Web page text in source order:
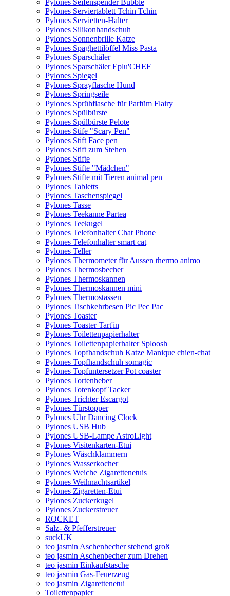
Pylones Serviertablett Tchin Tchin
Pylones Servietten-Halter
Pylones Silikonhandschuh
Pylones Sonnenbrille Katze
Pylones Spaghettilöffel Miss Pasta
Pylones Sparschäler
Pylones Sparschäler Eplu'CHEF
Pylones Spiegel
Pylones Sprayflasche Hund
Pylones Springseile
Pylones Sprühflasche für Parfüm Flairy
Pylones Spülbürste
Pylones Spülbürste Pelote
Pylones Stife "Scary Pen"
Pylones Stift Face pen
Pylones Stift zum Stehen
Pylones Stifte
Pylones Stifte "Mädchen"
Pylones Stifte mit Tieren animal pen
Pylones Tabletts
Pylones Taschenspiegel
Pylones Tasse
Pylones Teekanne Partea
Pylones Teekugel
Pylones Telefonhalter Chat Phone
Pylones Telefonhalter smart cat
Pylones Teller
Pylones Thermometer für Aussen thermo animo
Pylones Thermosbecher
Pylones Thermoskannen
Pylones Thermoskannen mini
Pylones Thermostassen
Pylones Tischkehrbesen Pic Pec Pac
Pylones Toaster
Pylones Toaster Tart'in
Pylones Toilettenpapierhalter
Pylones Toilettenpapierhalter Sploosh
Pylones Topfhandschuh Katze Manique chien-chat
Pylones Topfhandschuh somagic
Pylones Topfuntersetzer Pot coaster
Pylones Tortenheber
Pylones Totenkopf Tacker
Pylones Trichter Escargot
Pylones Türstopper
Pylones Uhr Dancing Clock
Pylones USB Hub
Pylones USB-Lampe AstroLight
Pylones Visitenkarten-Etui
Pylones Wäschklammern
Pylones Wasserkocher
Pylones Weiche Zigarettenetuis
Pylones Weihnachtsartikel
Pylones Zigaretten-Etui
Pylones Zuckerkugel
Pylones Zuckerstreuer
ROCKET
Salz- & Pfefferstreuer
suckUK
teo jasmin Aschenbecher stehend groß
teo jasmin Aschenbecher zum Drehen
teo jasmin Einkaufstasche
teo jasmin Gas-Feuerzeug
teo jasmin Zigarettenetui
Toilettenpapier